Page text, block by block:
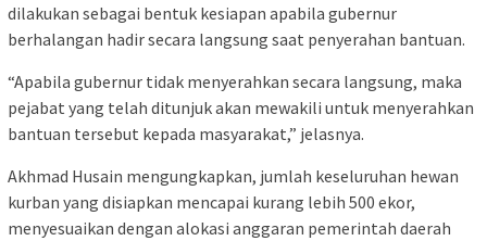
dilakukan sebagai bentuk kesiapan apabila gubernur
berhalangan hadir secara langsung saat penyerahan bantuan.
“Apabila gubernur tidak menyerahkan secara langsung, maka
pejabat yang telah ditunjuk akan mewakili untuk menyerahkan
bantuan tersebut kepada masyarakat,” jelasnya.
Akhmad Husain mengungkapkan, jumlah keseluruhan hewan
kurban yang disiapkan mencapai kurang lebih 500 ekor,
menyesuaikan dengan alokasi anggaran pemerintah daerah